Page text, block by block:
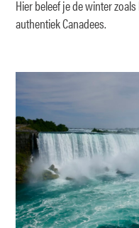
Hier beleef je de winter
authentiek Canadees.